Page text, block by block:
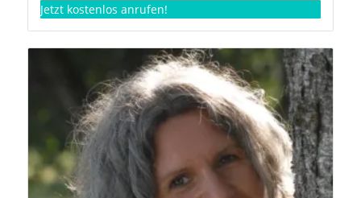
Jetzt kostenlos anrufen!